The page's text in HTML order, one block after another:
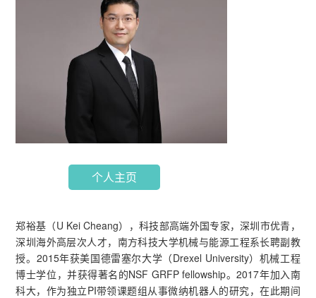
个人主页
郑裕基（U Kei Cheang），科技部高端外国专家，深圳市优青，
深圳海外高层次人才，南方科技大学机械与能源工程系长聘副教
授。2015年获美国德雷塞尔大学（Drexel University）机械工程
博士学位，并获得著名的NSF GRFP fellowship。2017年加入南
科大，作为独立PI带领课题组从事微纳机器人的研究，在此期间